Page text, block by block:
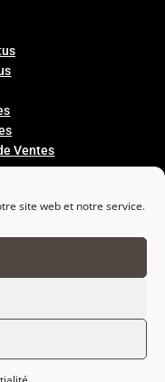
site web et notre service.
Ventes